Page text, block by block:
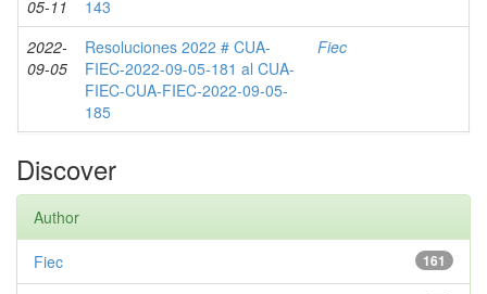
05-11
143
2022-
09-05
Resoluciones 2022 # CUA-
FIEC-2022-09-05-181 al CUA-
FIEC-CUA-FIEC-2022-09-05-
185
Fiec
Discover
Author
161
Fiec